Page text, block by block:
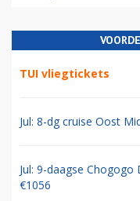
TUI vliegtickets
Jul: 8-dg cruise Oost
Jul: 9-daagse
€1056